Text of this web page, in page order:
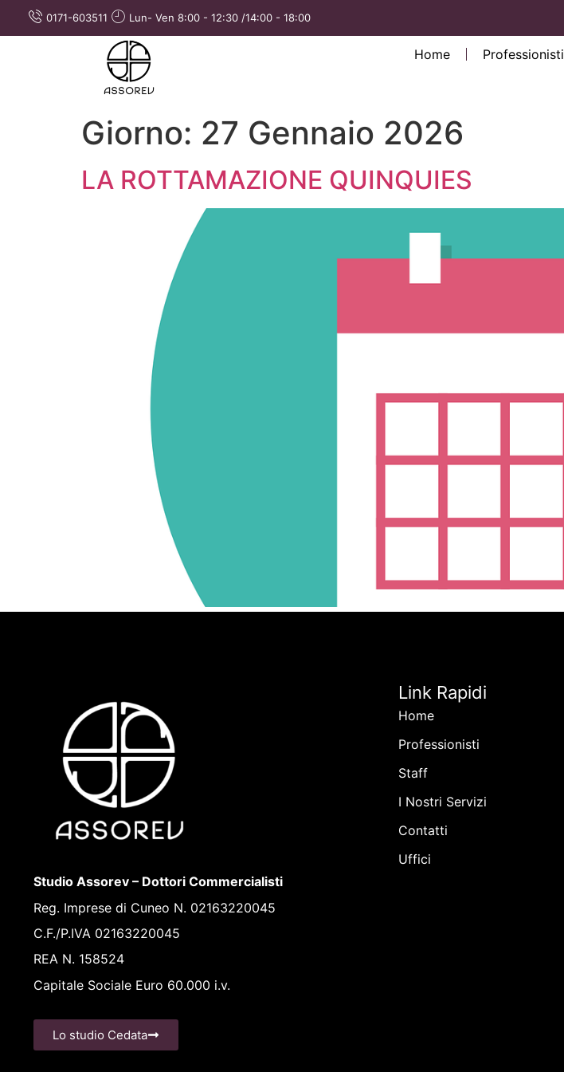
0171-603511 Lun- Ven 8:00 - 12:30 /14:00 - 18:00
Home Professionisti
Giorno: 27 Gennaio 2026
LA ROTTAMAZIONE QUINQUIES
Studio Assorev – Dottori Commercialisti
Reg. Imprese di Cuneo N. 02163220045
C.F./P.IVA 02163220045
REA N. 158524
Capitale Sociale Euro 60.000 i.v.
Lo studio Cedata
Link Rapidi
Home
Professionisti
Staff
I Nostri Servizi
Contatti
Uffici